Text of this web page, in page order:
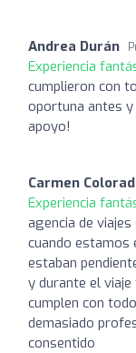
Andrea Durán
Experiencia
cumplieron con
oportuna antes
apoyo!
Carmen
Experiencia
agencia de
cuando estamos
estaban
y durante el viaje
cumplen con
demasiado
consentido